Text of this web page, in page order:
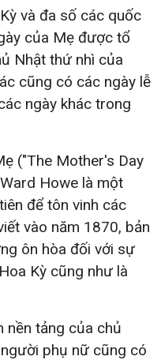
và đa số các quốc
của Mẹ được tổ
Nhật thứ nhì của
cũng có các ngày lễ
ngày khác trong
("The Mother's Day
Howe là một
để tôn vinh các
vào năm 1870, bản
ôn hòa đối với sự
Kỳ cũng như là
nền tảng của chủ
phụ nữ cũng có